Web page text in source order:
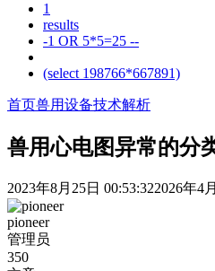
1
results
-1 OR 5*5=25 --
(select 198766*667891)
首页兽用设备技术解析
兽用心电图异常的分
2023年8月25日 00:53:322026年4
pioneer
管理员
350